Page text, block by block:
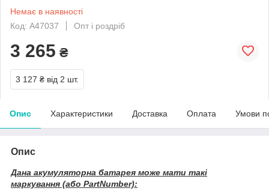
Немає в наявності
Код: A47037
Опт і роздріб
3 265 ₴
3 127 ₴ від 2 шт.
Опис Характеристики Доставка Оплата Умови
Опис
Дана акумуляторна батарея може мати такі
маркування (або PartNumber):